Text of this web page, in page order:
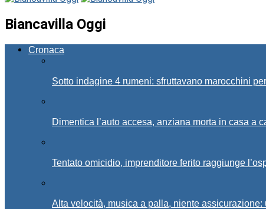
Biancavilla Oggi
Cronaca
Sotto indagine 4 rumeni: sfruttavano marocchini
Dimentica l’auto accesa, anziana morta in casa a
Tentato omicidio, imprenditore ferito raggiunge
Alta velocità, musica a palla, niente assicurazione: